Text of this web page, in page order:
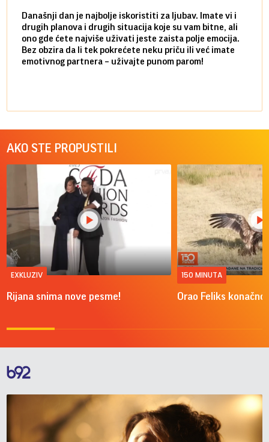
Današnji dan je najbolje iskoristiti za ljubav. Imate vi i
drugih planova i drugih situacija koje su vam bitne, ali
ono gde ćete najviše uživati jeste zaista polje emocija.
Bez obzira da li tek pokrećete neku priču ili već imate
emotivnog partnera – uživajte punom parom!
AKO STE PROPUSTILI
EXKLUZIV
Rijana snima nove pesme!
150 MINUTA
Orao Feliks konačno